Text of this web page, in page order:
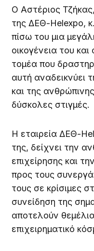
Ο Αστέριος
της ΔΕΘ-Helexpo,
πίσω του μια
οικογένεια του
τομέα που
αυτή αναδεικνύει
και της
δύσκολες στιγμές.
Η εταιρεία ΔΕΘ-
της, δείχνει την
επιχείρησης και
προς τους
τους σε κρίσιμες
συνείδηση της
αποτελούν
επιχειρηματικό